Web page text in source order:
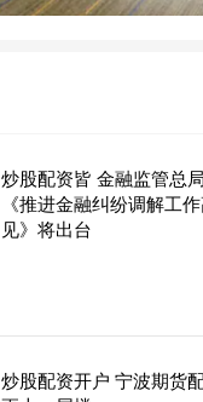
炒股配资皆 金融监管总
《推进金融纠纷调解工
见》将出台
炒股配资开户 宁波期货